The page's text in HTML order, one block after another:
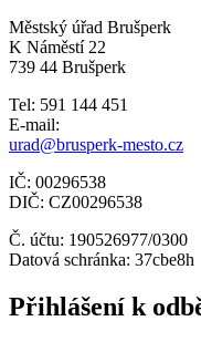
Městský úřad Brušperk
K Náměstí 22
739 44 Brušperk
Tel: 591 144 451
E-mail:
urad@brusperk-mesto.cz
IČ: 00296538
DIČ: CZ00296538
Č. účtu: 190526977/0300
Datová schránka: 37cbe8h
Přihlášení k